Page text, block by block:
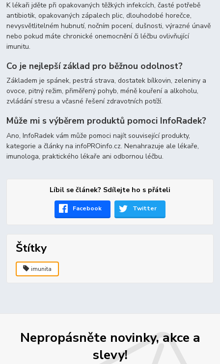
K lékaři jděte při opakovaných těžkých infekcích, časté potřebě
antibiotik, opakovaných zápalech plic, dlouhodobé horečce,
nevysvětlitelném hubnutí, nočním pocení, dušnosti, výrazné únavě
nebo pokud máte chronické onemocnění či léčbu ovlivňující
imunitu.
Co je nejlepší základ pro běžnou odolnost?
Základem je spánek, pestrá strava, dostatek bílkovin, zeleniny a
ovoce, pitný režim, přiměřený pohyb, méně kouření a alkoholu,
zvládání stresu a včasné řešení zdravotních potíží.
Může mi s výběrem produktů pomoci InfoRadek?
Ano, InfoRadek vám může pomoci najít související produkty,
kategorie a články na infoPROinfo.cz. Nenahrazuje ale lékaře,
imunologa, praktického lékaře ani odbornou léčbu.
Líbil se článek? Sdílejte ho s přáteli
Facebook Twitter
Štítky
imunita
Nepropásněte novinky, akce a
slevy!